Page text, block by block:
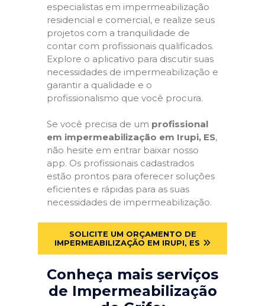
especialistas em impermeabilização
residencial e comercial, e realize seus
projetos com a tranquilidade de
contar com profissionais qualificados.
Explore o aplicativo para discutir suas
necessidades de impermeabilização e
garantir a qualidade e o
profissionalismo que você procura.
Se você precisa de um profissional
em impermeabilização em Irupi, ES,
não hesite em entrar baixar nosso
app. Os profissionais cadastrados
estão prontos para oferecer soluções
eficientes e rápidas para as suas
necessidades de impermeabilização.
SOLICITE UM ORÇAMENTO DE
IMPERMEABILIZAÇÃO EM IRUPI, ES
Conheça mais serviços
de Impermeabilização